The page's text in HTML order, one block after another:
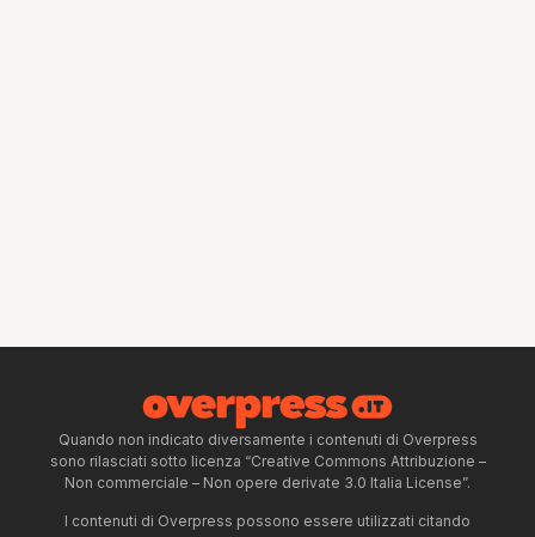
Quando non indicato diversamente i contenuti di Overpress
sono rilasciati sotto licenza “Creative Commons Attribuzione –
Non commerciale – Non opere derivate 3.0 Italia License”.
I contenuti di Overpress possono essere utilizzati citando